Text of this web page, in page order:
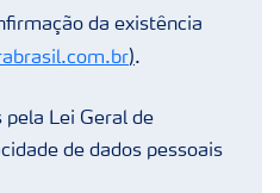
da existência
).
Lei Geral de
de dados pessoais